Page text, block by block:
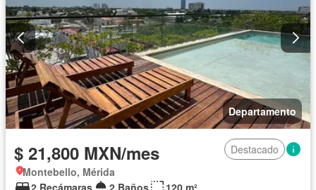
Departamento
$ 21,800 MXN/mes
Destacado
Montebello, Mérida
2 Recámaras
2 Baños
120 m²